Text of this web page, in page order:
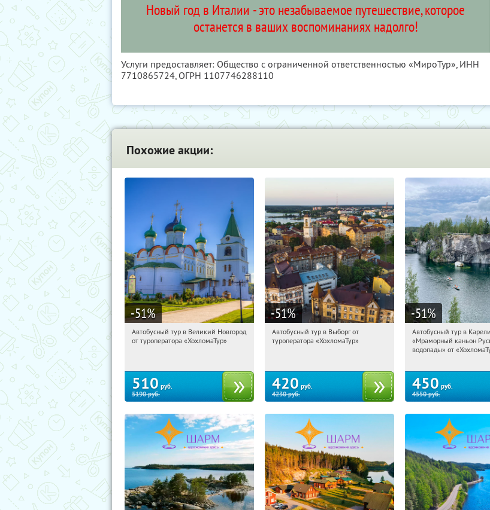
Новый год в Италии - это незабываемое путешествие, которое
останется в ваших воспоминаниях надолго!
Услуги предоставляет: Общество с ограниченной ответственностью «МироТур», ИНН
7710865724, ОГРН 1107746288110
Похожие акции:
-51%
07:02:24 Купили:2
Автобусный тур в Великий Новгород
от туроператора «ХохломаТур»
510 руб.
5190руб.
-51%
07:02:24 Купили:
Автобусный тур в Выборг от
туроператора «ХохломаТур»
420 руб.
4230руб.
-51%
07:02:24
Сенная площадь
Автобусный тур в
«Мраморный каньон
водопады» от
450 руб.
4550руб.